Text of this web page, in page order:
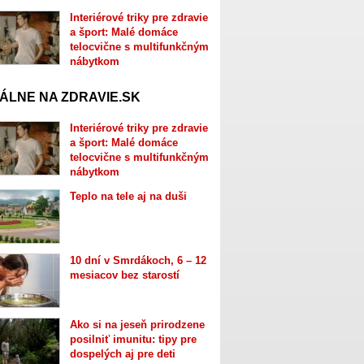
Interiérové triky pre zdravie
a šport: Malé domáce
telocvične s multifunkčným
nábytkom
NA ZDRAVIE.SK
Interiérové triky pre zdravie
a šport: Malé domáce
telocvične s multifunkčným
nábytkom
Teplo na tele aj na duši
10 dní v Smrdákoch, 6 – 12
mesiacov bez starostí
Ako si na jeseň prirodzene
posilniť imunitu: tipy pre
dospelých aj pre deti